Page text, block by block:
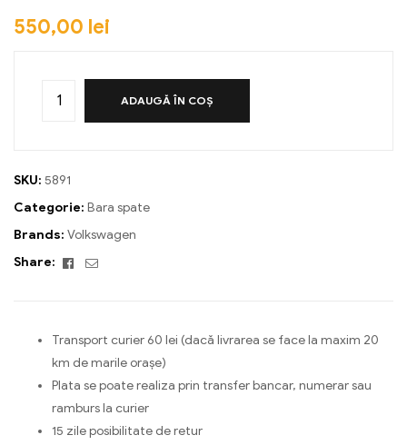
550,00 lei
ADAUGĂ ÎN COȘ
SKU: 5891
Categorie: Bara spate
Brands: Volkswagen
Share:
Facebook
Email
Transport curier 60 lei (dacă livrarea se face la maxim 20
km de marile orașe)
Plata se poate realiza prin transfer bancar, numerar sau
ramburs la curier
15 zile posibilitate de retur